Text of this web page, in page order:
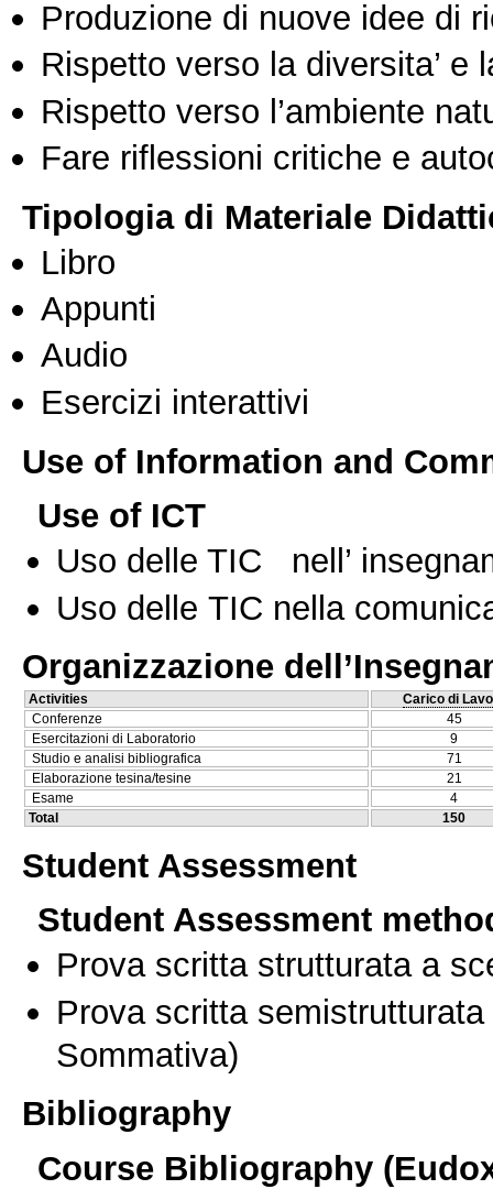
Produzione di nuove idee di
Rispetto verso la diversita’ e
Rispetto verso l’ambiente
Fare riflessioni critiche e
Tipologia di Materiale
Libro
Appunti
Audio
Esercizi interattivi
Use of Information and
Use of ICT
Uso delle TIC nell’
Uso delle TIC nella
Organizzazione
Activities
Carico di
Conferenze
45
Esercitazioni di Laboratorio
9
Studio e analisi bibliografica
71
Elaborazione tesina/tesine
21
Esame
4
Total
150
Student Assessment
Student Assessment
Prova scritta strutturata a
Prova scritta
Sommativa)
Bibliography
Course Bibliography